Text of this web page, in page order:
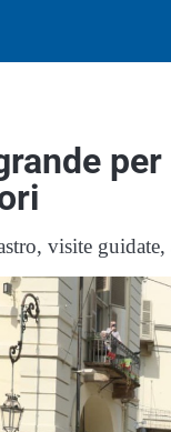
visite